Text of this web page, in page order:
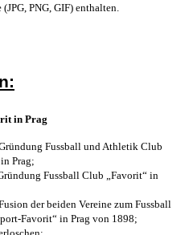
PNG, GIF) enthalten.
in Prag
Fussball und Athletik Club
in Prag;
Fussball Club „Favorit“ in
der beiden Vereine zum Fussball
Favorit“ in Prag von 1898;